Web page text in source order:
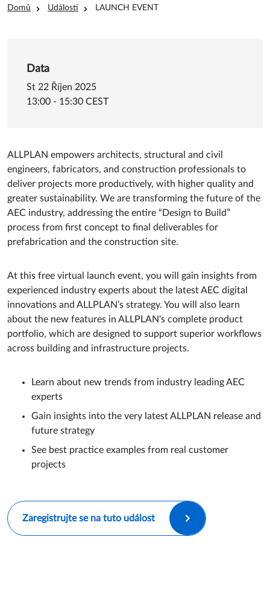
Drobečková navigace
Domů Události LAUNCH EVENT
Data
St 22 Říjen 2025
13:00 - 15:30 CEST
ALLPLAN empowers architects, structural and civil
engineers, fabricators, and construction professionals to
deliver projects more productively, with higher quality and
greater sustainability. We are transforming the future of the
AEC industry, addressing the entire “Design to Build”
process from first concept to final deliverables for
prefabrication and the construction site.
At this free virtual launch event, you will gain insights from
experienced industry experts about the latest AEC digital
innovations and ALLPLAN’s strategy. You will also learn
about the new features in ALLPLAN's complete product
portfolio, which are designed to support superior workflows
across building and infrastructure projects.
Learn about new trends from industry leading AEC
experts
Gain insights into the very latest ALLPLAN release and
future strategy
See best practice examples from real customer
projects
Zaregistrujte se na tuto událost